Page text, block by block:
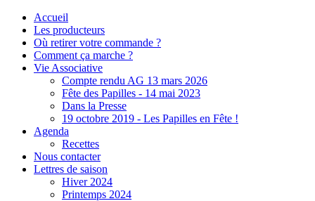
Accueil
Les producteurs
Où retirer votre commande ?
Comment ça marche ?
Vie Associative
Compte rendu AG 13 mars 2026
Fête des Papilles - 14 mai 2023
Dans la Presse
19 octobre 2019 - Les Papilles en Fête !
Agenda
Recettes
Nous contacter
Lettres de saison
Hiver 2024
Printemps 2024